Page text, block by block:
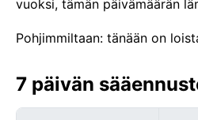
vuoksi, tämän päivämäärän
Pohjimmiltaan: tänään on
7 päivän